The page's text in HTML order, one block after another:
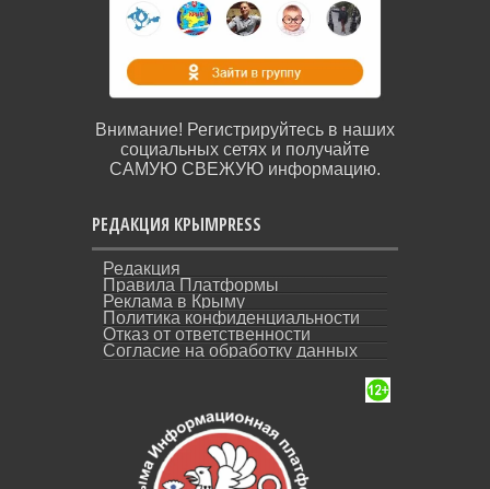
Внимание! Регистрируйтесь в наших
социальных сетях и получайте
САМУЮ СВЕЖУЮ информацию.
РЕДАКЦИЯ КРЫМPRESS
Редакция
Правила Платформы
Реклама в Крыму
Политика конфиденциальности
Отказ от ответственности
Согласие на обработку данных